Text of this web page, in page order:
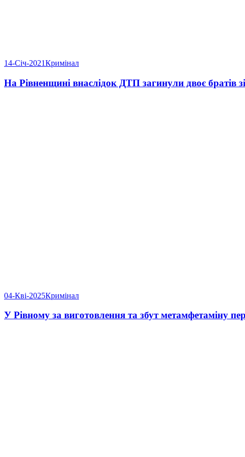
14-Січ-2021Кримінал
На Рівненщині внаслідок ДТП загинули двоє братів
04-Кві-2025Кримінал
У Рівному за виготовлення та збут метамфетаміну